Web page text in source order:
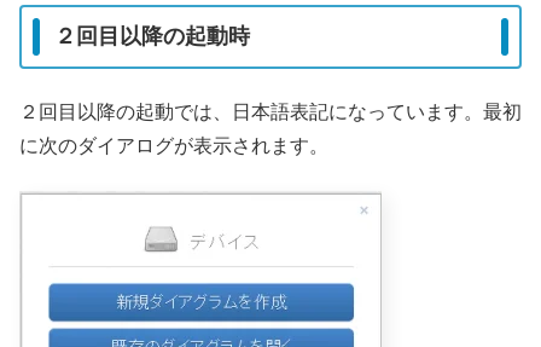
２回目以降の起動時
２回目以降の起動では、日本語表記になっています。最初
に次のダイアログが表示されます。